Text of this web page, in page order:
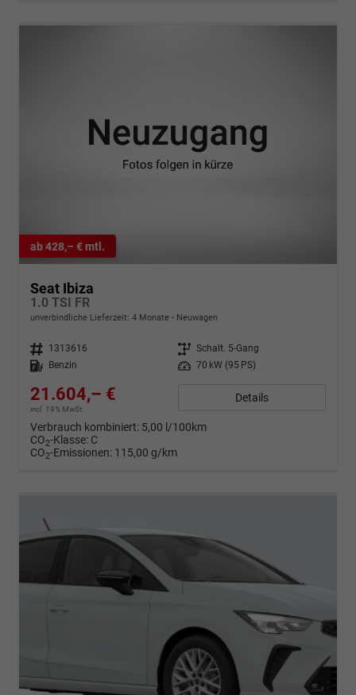
ab 428,– € mtl.
Seat Ibiza
1.0 TSI FR
unverbindliche Lieferzeit: 4 Monate Neuwagen
Fahrzeugnr. 1313616 Getriebe Schalt. 5-Gang
Kraftstoff
Benzin Leistung 70 kW (95 PS)
21.604,– €
incl. 19% MwSt.
Details
Verbrauch kombiniert: 5,00 l/100km
CO2-Klasse: C
CO2-Emissionen: 115,00 g/km